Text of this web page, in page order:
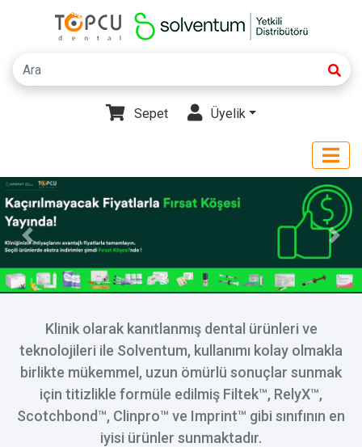
Sepet Üyelik
Klinik olarak kanıtlanmış dental ürünleri ve
teknolojileri ile Solventum, kullanımı kolay olmakla
birlikte mükemmel, uzun ömürlü sonuçlar sunmak
için titizlikle formüle edilmiş Filtek™️, RelyX™️,
Scotchbond™️, Clinpro™️ ve Imprint™️ gibi sınıfının en
iyisi ürünler sunmaktadır.